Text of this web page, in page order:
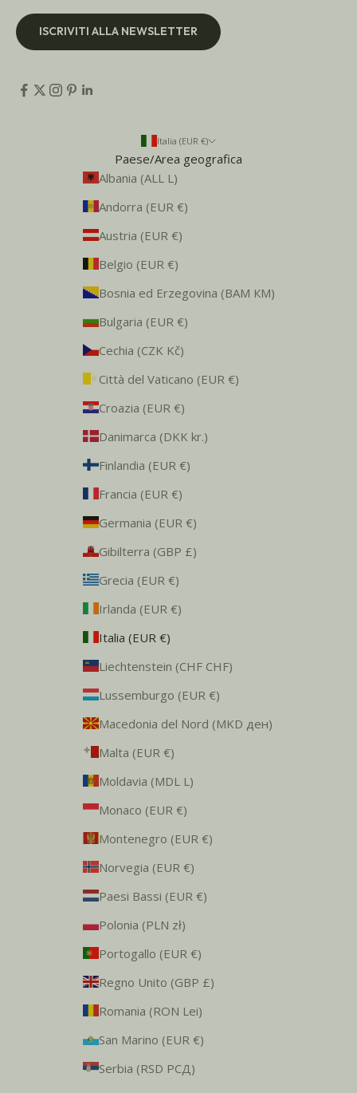
ISCRIVITI ALLA NEWSLETTER
Italia (EUR €)
Paese/Area geografica
Albania (ALL L)
Andorra (EUR €)
Austria (EUR €)
Belgio (EUR €)
Bosnia ed Erzegovina (BAM КМ)
Bulgaria (EUR €)
Cechia (CZK Kč)
Città del Vaticano (EUR €)
Croazia (EUR €)
Danimarca (DKK kr.)
Finlandia (EUR €)
Francia (EUR €)
Germania (EUR €)
Gibilterra (GBP £)
Grecia (EUR €)
Irlanda (EUR €)
Italia (EUR €)
Liechtenstein (CHF CHF)
Lussemburgo (EUR €)
Macedonia del Nord (MKD ден)
Malta (EUR €)
Moldavia (MDL L)
Monaco (EUR €)
Montenegro (EUR €)
Norvegia (EUR €)
Paesi Bassi (EUR €)
Polonia (PLN zł)
Portogallo (EUR €)
Regno Unito (GBP £)
Romania (RON Lei)
San Marino (EUR €)
Serbia (RSD РСД)